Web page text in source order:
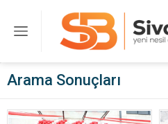
Arama Sonuçları